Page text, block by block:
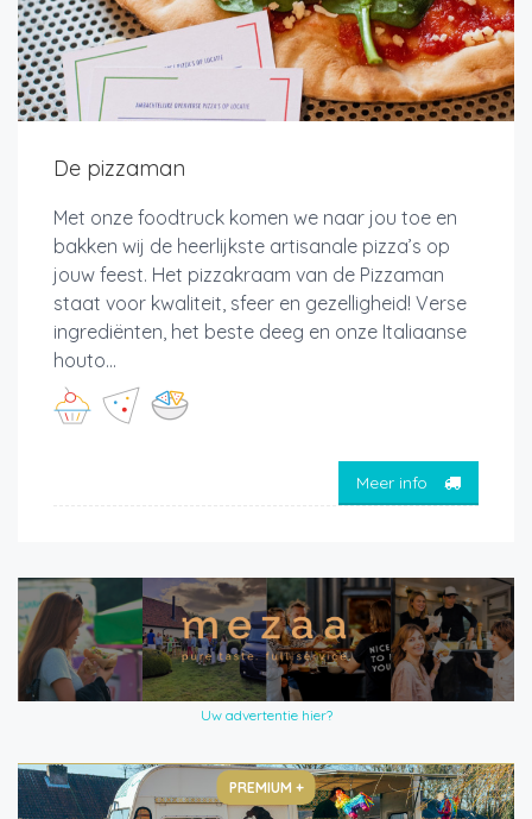
De pizzaman
Met onze foodtruck komen we naar jou toe en
bakken wij de heerlijkste artisanale pizza’s op
jouw feest. Het pizzakraam van de Pizzaman
staat voor kwaliteit, sfeer en gezelligheid! Verse
ingrediënten, het beste deeg en onze Italiaanse
houto...
Meer info
Uw advertentie hier?
PREMIUM +